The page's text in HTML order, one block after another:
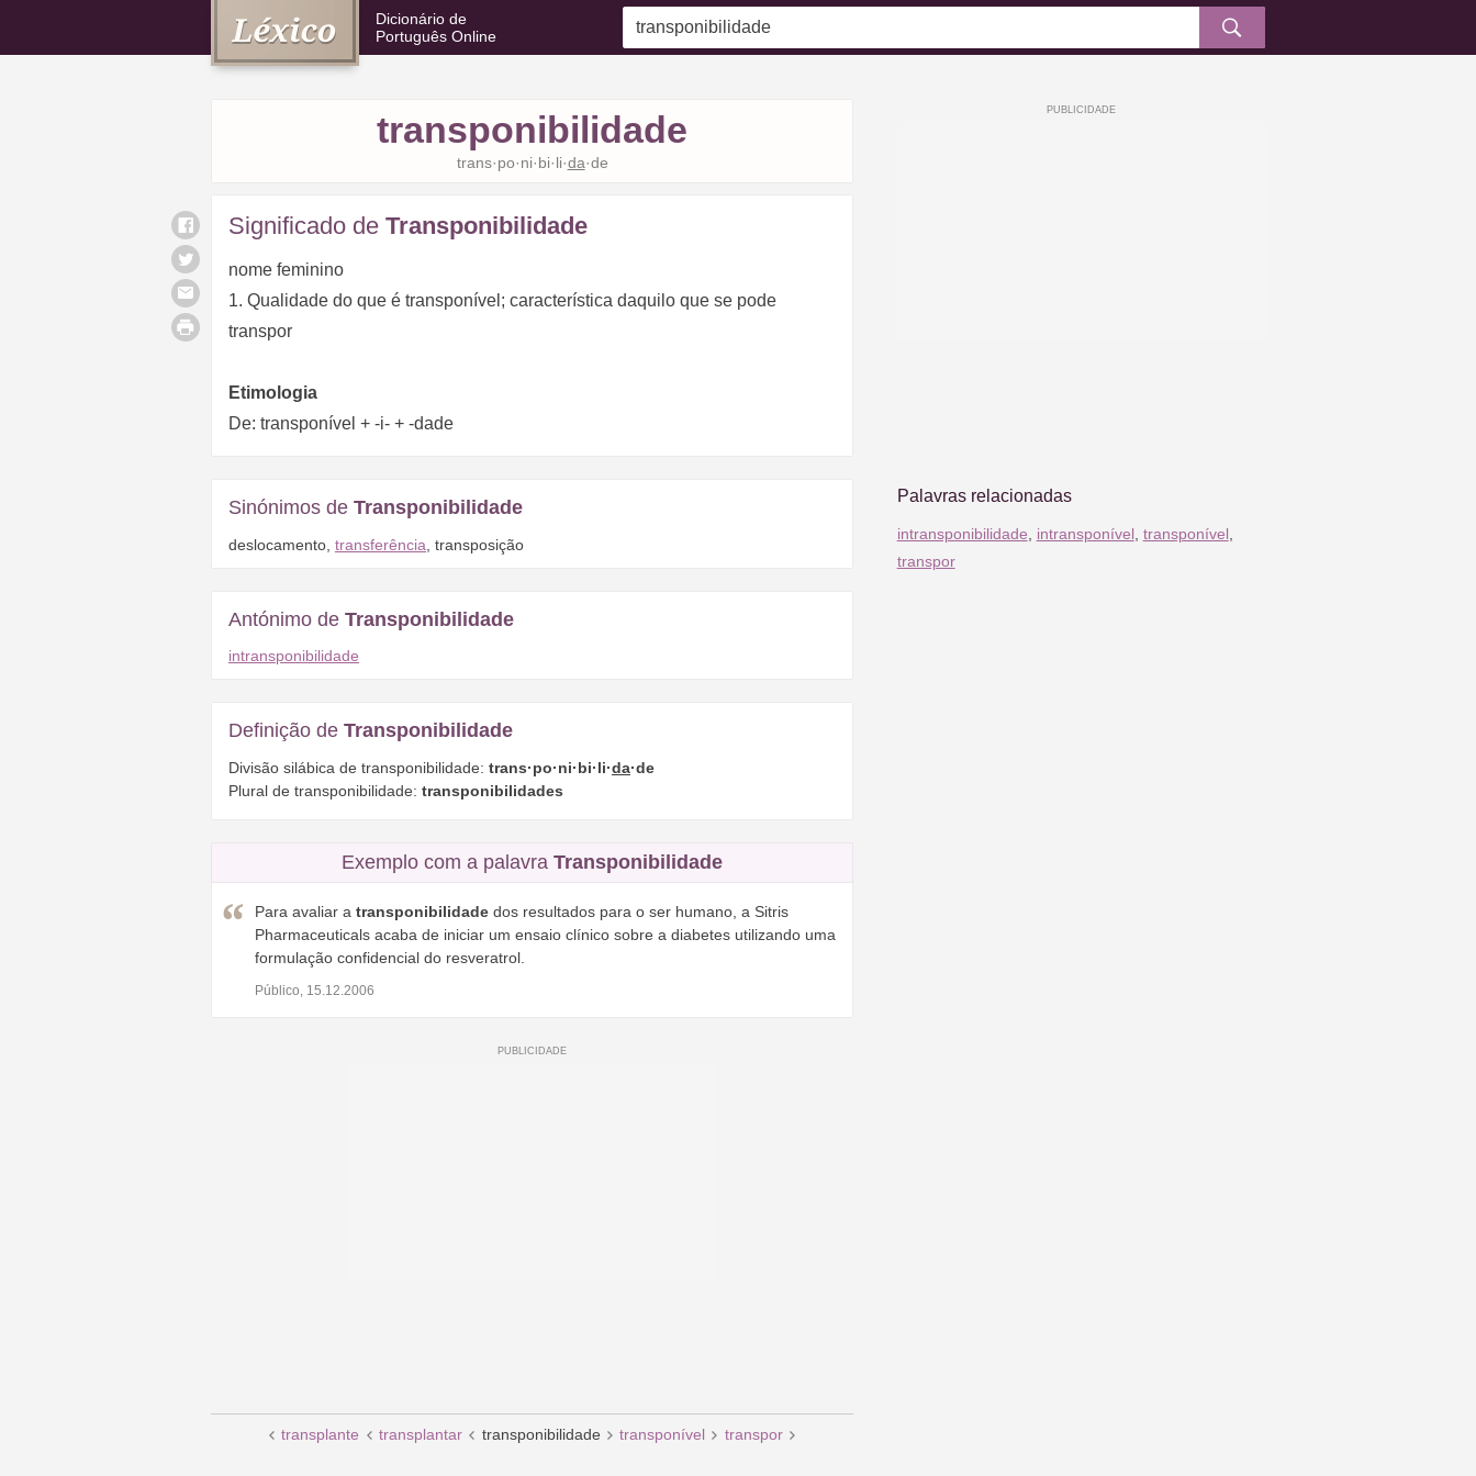
Dicionário de
Português Online
transponibilidade
trans·po·ni·bi·li·da·de
Significado de Transponibilidade
nome feminino
1. Qualidade do que é transponível; característica daquilo que se pode
transpor
Etimologia
De: transponível + -i- + -dade
Sinónimos de Transponibilidade
deslocamento transferência transposição
Antónimo de Transponibilidade
intransponibilidade
Definição de Transponibilidade
Divisão silábica de transponibilidade: trans·po·ni·bi·li·da·de
Plural de transponibilidade: transponibilidades
Exemplo com a palavraTransponibilidade
Para avaliar a transponibilidade dos resultados para o ser humano, a Sitris
Pharmaceuticals acaba de iniciar um ensaio clínico sobre a diabetes utilizando uma
formulação confidencial do resveratrol.
Público, 15.12.2006
transplante transplantar transponibilidade transponível transpor
Palavras relacionadas
intransponibilidade intransponível, transponível,
transpor